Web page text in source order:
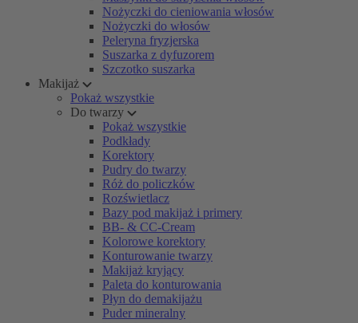
Nożyczki do cieniowania włosów
Nożyczki do włosów
Peleryna fryzjerska
Suszarka z dyfuzorem
Szczotko suszarka
Makijaż
Pokaż wszystkie
Do twarzy
Pokaż wszystkie
Podkłady
Korektory
Pudry do twarzy
Róż do policzków
Rozświetlacz
Bazy pod makijaż i primery
BB- & CC-Cream
Kolorowe korektory
Konturowanie twarzy
Makijaż kryjący
Paleta do konturowania
Płyn do demakijażu
Puder mineralny